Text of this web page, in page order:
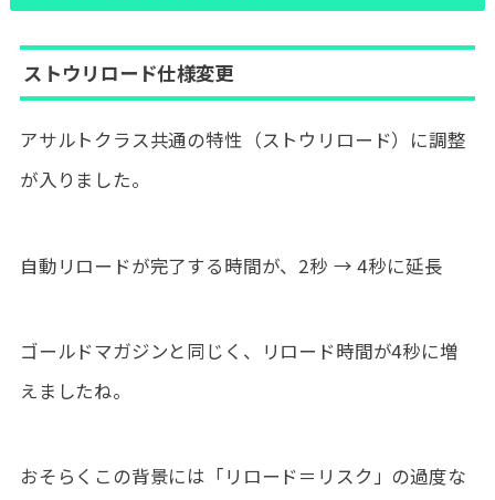
ストウリロード仕様変更
アサルトクラス共通の特性（ストウリロード）に調整
が入りました。
自動リロードが完了する時間が、2秒 → 4秒に延長
ゴールドマガジンと同じく、リロード時間が4秒に増
えましたね。
おそらくこの背景には「リロード＝リスク」の過度な